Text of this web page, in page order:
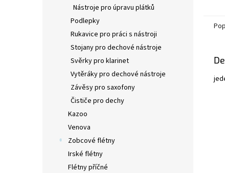
Nástroje pro úpravu plátků
Podlepky
Rukavice pro práci s nástroji
Stojany pro dechové nástroje
Svěrky pro klarinet
Vytěráky pro dechové nástroje
Závěsy pro saxofony
Čističe pro dechy
Kazoo
Venova
Zobcové flétny
Irské flétny
Flétny příčné